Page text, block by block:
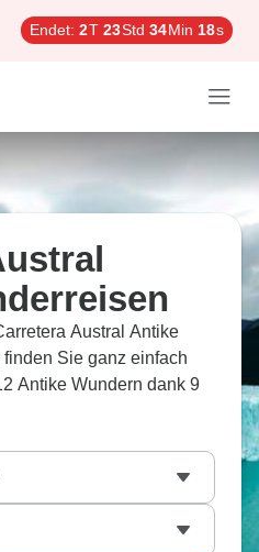
Endet: 2T 23Std 34Min 17s
Austral Antike
Sie ganz einfach
Antike Wundern dank 9